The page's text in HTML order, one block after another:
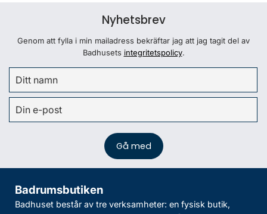
Nyhetsbrev
Genom att fylla i min mailadress bekräftar jag att jag tagit del av
Badhusets integritetspolicy.
Badrumsbutiken
Badhuset består av tre verksamheter: en fysisk butik,